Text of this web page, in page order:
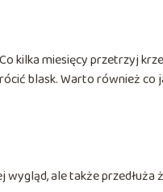
kilka miesięcy przetrzyj
blask. Warto również
ale także